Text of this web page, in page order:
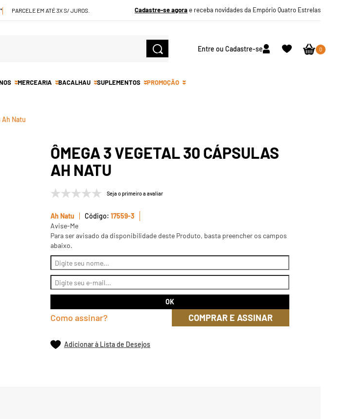
PARCELE EM ATÉ 3X S/ JUROS. Cadastre-se agorae receba novidades da Empório Quatro Estrelas
Entre ou Cadastre-se 0
MERCEARIA BACALHAU SUPLEMENTOS PROMOÇÃO
Ah Natu
ÔMEGA 3 VEGETAL 30 CÁPSULAS
AH NATU
Seja o primeiro a avaliar
Ah Natu
17559-3
Avise-Me
Para ser avisado da disponibilidade deste Produto, basta preencher os campos
abaixo.
Como assinar? COMPRAR E ASSINAR
Adicionar à Lista de Desejos